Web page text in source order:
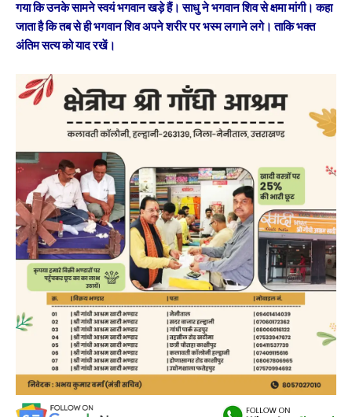
गया कि उनके सामने स्वयं भगवान खड़े हैं। साधु ने भगवान शिव से क्षमा मांगी। कहा
जाता है कि तब से ही भगवान शिव अपने शरीर पर भस्म लगाने लगे। ताकि भक्त
अंतिम सत्य को याद रखें।